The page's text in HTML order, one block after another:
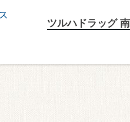
ツルハドラッグ